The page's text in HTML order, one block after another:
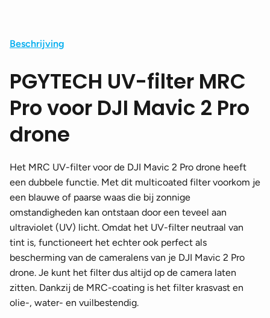
Beschrijving
PGYTECH UV-filter MRC
Pro voor DJI Mavic 2 Pro
drone
Het MRC UV-filter voor de DJI Mavic 2 Pro drone heeft
een dubbele functie. Met dit multicoated filter voorkom je
een blauwe of paarse waas die bij zonnige
omstandigheden kan ontstaan door een teveel aan
ultraviolet (UV) licht. Omdat het UV-filter neutraal van
tint is, functioneert het echter ook perfect als
bescherming van de cameralens van je DJI Mavic 2 Pro
drone. Je kunt het filter dus altijd op de camera laten
zitten. Dankzij de MRC-coating is het filter krasvast en
olie-, water- en vuilbestendig.